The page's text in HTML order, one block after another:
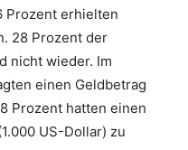
Prozent erhielten
28 Prozent der
nicht wieder. Im
einen Geldbetrag
Prozent hatten einen
US-Dollar) zu